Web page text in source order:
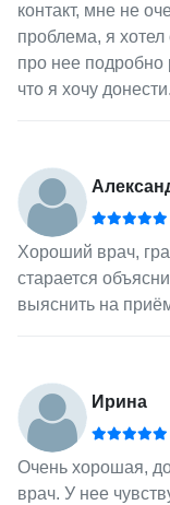
контакт, мне не
проблема, я хотел
про нее подробно
что я хочу донести.
Хороший врач,
старается
выяснить на
Ирина
Очень хорошая,
врач. У нее